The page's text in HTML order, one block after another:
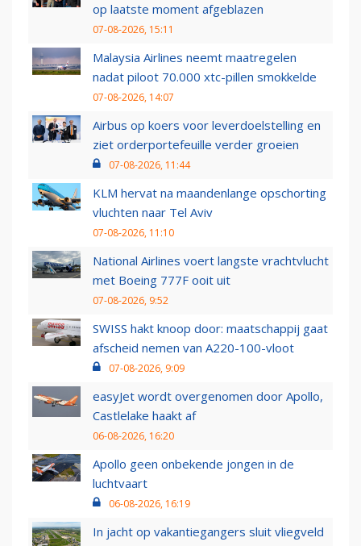
op laatste moment afgeblazen
07-08-2026, 15:11
Malaysia Airlines neemt maatregelen
nadat piloot 70.000 xtc-pillen smokkelde
07-08-2026, 14:07
Airbus op koers voor leverdoelstelling en
ziet orderportefeuille verder groeien
07-08-2026, 11:44
KLM hervat na maandenlange opschorting
vluchten naar Tel Aviv
07-08-2026, 11:10
National Airlines voert langste vrachtvlucht
met Boeing 777F ooit uit
07-08-2026, 9:52
SWISS hakt knoop door: maatschappij gaat
afscheid nemen van A220-100-vloot
07-08-2026, 9:09
easyJet wordt overgenomen door Apollo,
Castlelake haakt af
06-08-2026, 16:20
Apollo geen onbekende jongen in de
luchtvaart
06-08-2026, 16:19
In jacht op vakantiegangers sluit vliegveld